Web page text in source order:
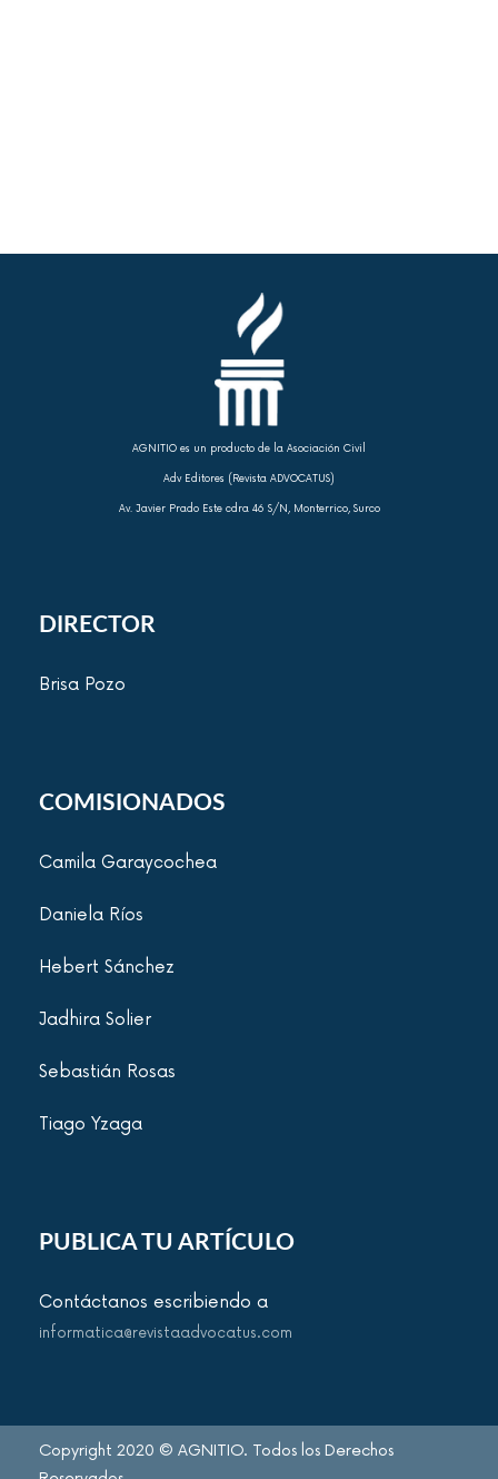
AGNITIO es un producto de la Asociación Civil
Adv Editores (Revista ADVOCATUS)
Av. Javier Prado Este cdra 46 S/N, Monterrico, Surco
DIRECTOR
Brisa Pozo
COMISIONADOS
Camila Garaycochea
Daniela Ríos
Hebert Sánchez
Jadhira Solier
Sebastián Rosas
Tiago Yzaga
PUBLICA TU ARTÍCULO
Contáctanos escribiendo a
informatica@revistaadvocatus.com
Copyright 2020 © AGNITIO. Todos los Derechos